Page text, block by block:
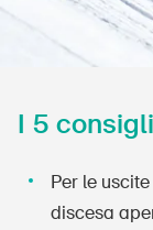
I 5
Per le
discesa